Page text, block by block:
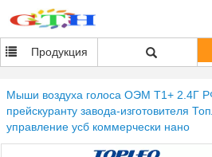
Продукция
Мыши воздуха голоса ОЭМ Т1+ 2.4Г
прейскуранту завода-изготовителя
управление усб коммерчески нано